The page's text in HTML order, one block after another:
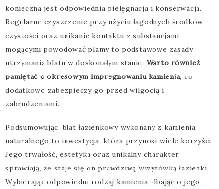
konieczna jest odpowiednia pielęgnacja i konserwacja.
Regularne czyszczenie przy użyciu łagodnych środków
czystości oraz unikanie kontaktu z substancjami
mogącymi powodować plamy to podstawowe zasady
utrzymania blatu w doskonałym stanie. Warto również
pamiętać o okresowym impregnowaniu kamienia, co
dodatkowo zabezpieczy go przed wilgocią i
zabrudzeniami.
Podsumowując, blat łazienkowy wykonany z kamienia
naturalnego to inwestycja, która przynosi wiele korzyści.
Jego trwałość, estetyka oraz unikalny charakter
sprawiają, że staje się on prawdziwą wizytówką łazienki.
Wybierając odpowiedni rodzaj kamienia, dbając o jego